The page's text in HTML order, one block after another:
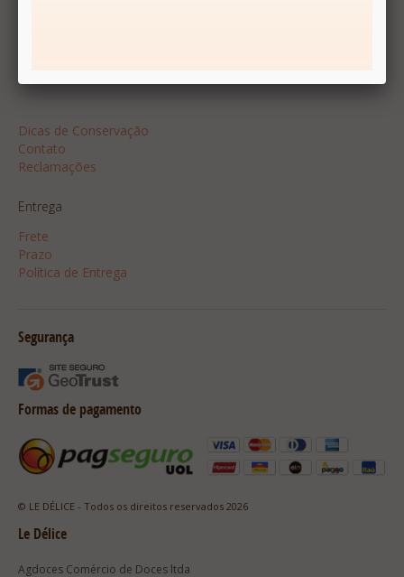
Dicas de Conservação
Contato
Reclamações
Entrega
Frete
Prazo
Política de Entrega
Segurança
Formas de pagamento
© LE DÉLICE - Todos os direitos reservados 2026
Le Délice
Agdoces Comércio de Doces ltda